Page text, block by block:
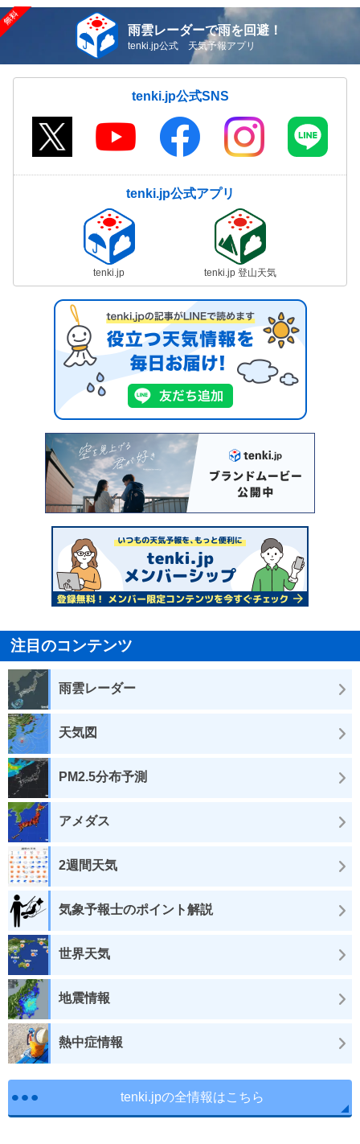
雨雲レーダーで雨を回避！
tenki.jp公式 天気予報アプリ
tenki.jp公式SNS
tenki.jp公式アプリ
tenki.jp tenki.jp 登山天気
注目のコンテンツ
雨雲レーダー
天気図
PM2.5分布予測
アメダス
2週間天気
気象予報士のポイント解説
世界天気
地震情報
熱中症情報
tenki.jpの全情報はこちら